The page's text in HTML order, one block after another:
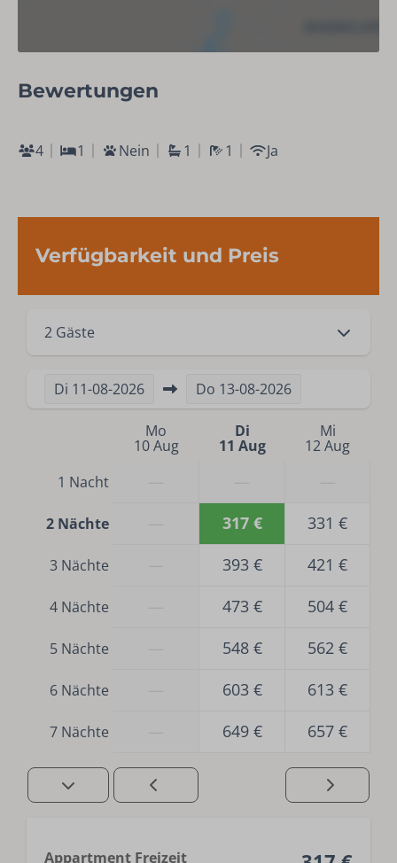
Balkon
Parkplätze: 1
Fietsenstalling
Wellness
Sauna
Unterhaltung
Sicherheit
Bewertungen
4 1 Nein 1 1 Ja
Verfügbarkeit und Preis
2 Gäste
Di 11-08-2026 Do 13-08-2026
Mo
10 Aug
Di
11 Aug
Mi
12 Aug
1 Nacht
2 Nächte 317 € 331 €
3 Nächte 393 € 421 €
4 Nächte 473 € 504 €
5 Nächte 548 € 562 €
6 Nächte 603 € 613 €
7 Nächte 649 € 657 €
Appartment Freizeit